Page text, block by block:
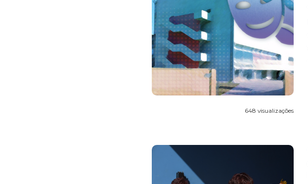
648 visualizações